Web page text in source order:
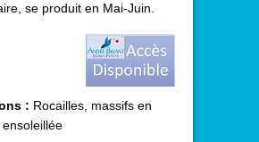
se produit en Mai-Juin.
: Rocailles, massifs en